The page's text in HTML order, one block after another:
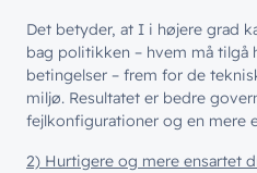
Det betyder, at I i højere grad
bag politikken – hvem må tilgå
betingelser – frem for de
miljø. Resultatet er bedre
fejlkonfigurationer og en mere
2) Hurtigere og mere ensartet